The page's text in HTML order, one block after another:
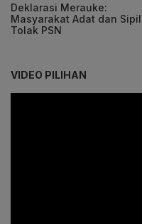
Deklarasi Merauke:
Masyarakat Adat dan Sipil
Tolak PSN
VIDEO PILIHAN